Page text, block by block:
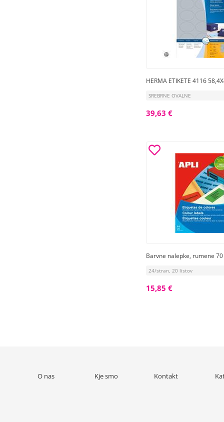
HERMA ETIKETE 4116
SREBRNE OVALNE
39,63 €
Barvne nalepke, rumene
24/stran, 20 listov
15,85 €
O nas Kje smo Kontakt